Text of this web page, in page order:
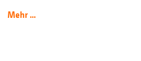
Mehr ...